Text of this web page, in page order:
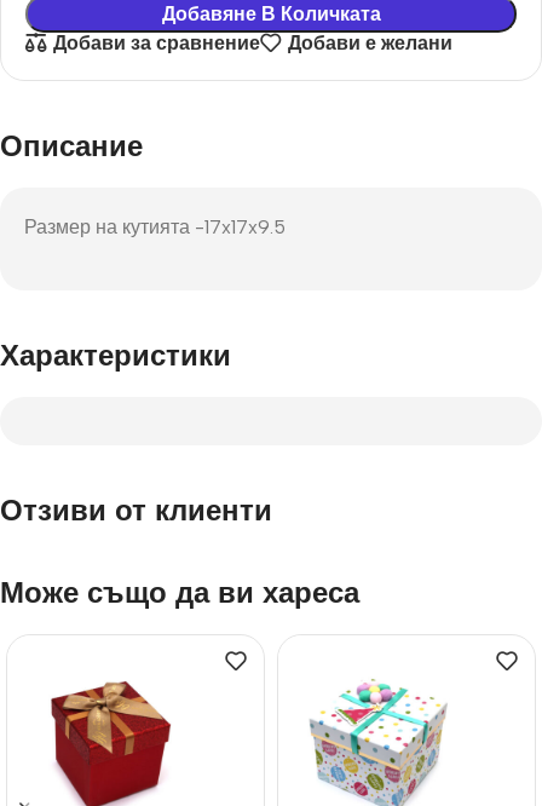
Добавяне В Количката
Добави за сравнение
Добави е желани
Описание
Размер на кутията -17x17x9.5
Характеристики
Отзиви от клиенти
Може също да ви хареса